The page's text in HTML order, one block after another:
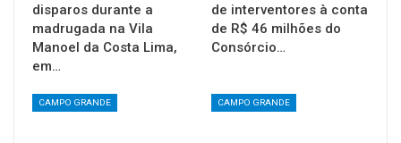
disparos durante a
madrugada na Vila
Manoel da Costa Lima,
em…
de interventores à conta
de R$ 46 milhões do
Consórcio…
CAMPO GRANDE CAMPO GRANDE